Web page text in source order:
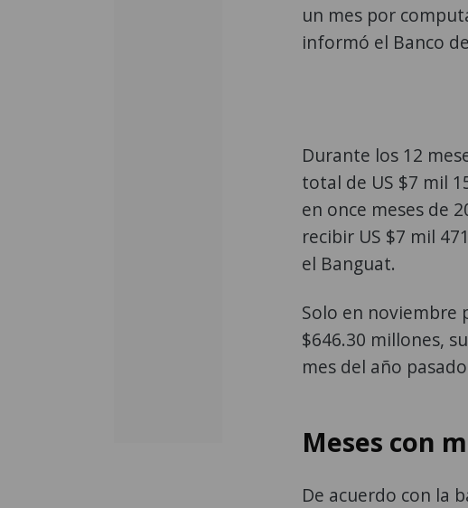
un mes por
informó el Banco
Durante los 12
total de US $7 mil
en once meses de
recibir US $7 mil
el Banguat.
Solo en noviembre
$646.30 millones,
mes del año
Meses con
De acuerdo con la